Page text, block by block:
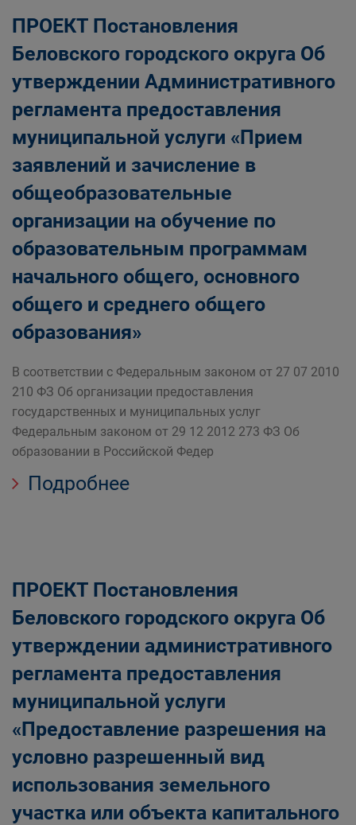
ПРОЕКТ Постановления
Беловского городского округа Об
утверждении Административного
регламента предоставления
муниципальной услуги «Прием
заявлений и зачисление в
общеобразовательные
организации на обучение по
образовательным программам
начального общего, основного
общего и среднего общего
образования»
В соответствии с Федеральным законом от 27 07 2010
210 ФЗ Об организации предоставления
государственных и муниципальных услуг
Федеральным законом от 29 12 2012 273 ФЗ Об
образовании в Российской Федер
Подробнее
ПРОЕКТ Постановления
Беловского городского округа ​​​​​​​Об
утверждении административного
регламента предоставления
муниципальной услуги
«Предоставление разрешения на
условно разрешенный вид
использования земельного
участка или объекта капитального